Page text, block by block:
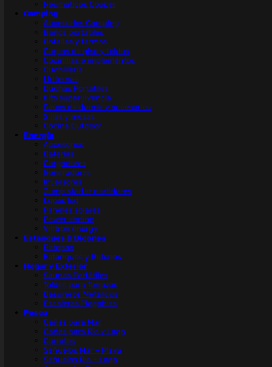
Neumaticos Cooper
Camping
Accesorios Camping
Baños portátiles
Botellas y termos
Carpas de piso y toldos
Cocinillas e implementos
Cuchillería
Linternas
Duchas Portátiles
Kits supervivencia
Sacos de dormir y accesorios
Sillas y mesas
Cocina Outdoor
Energía
Accesorios
Baterías
Cargadores
Generadores
Inversores
Jump starter partidores
Luces led
Paneles solares
Power station
Victron energy
Estanques & Bidones
Rotopax
Estanques y Bidones
Hogar y Exterior
Saunas Portátiles
Toldos para Terrazas
Basureros Metalicos
Escaleras Plegables
Pesca
Cañas para Mar
Cañas para Rio y Lago
Carretes
Señuelos Mar – Playa
Señuelos Rio – Lago